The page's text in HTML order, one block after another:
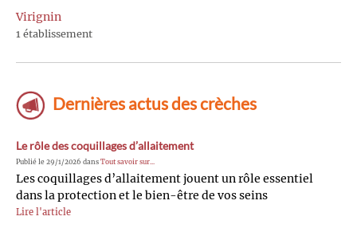
Virignin
1 établissement
Dernières actus des crèches
Le rôle des coquillages d’allaitement
Publié le 29/1/2026 dans Tout savoir sur...
Les coquillages d’allaitement jouent un rôle essentiel
dans la protection et le bien-être de vos seins
Lire l'article